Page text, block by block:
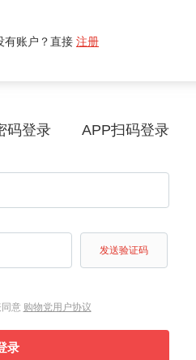
有账户？直接 注册
码登录 APP扫码登录
发送验证码
意 购物党用户协议
录